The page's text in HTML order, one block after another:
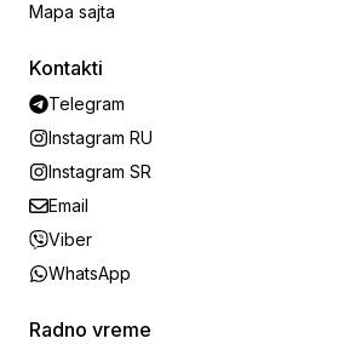
Mapa sajta
Kontakti
Telegram
Instagram RU
Instagram SR
Email
Viber
WhatsApp
Radno vreme